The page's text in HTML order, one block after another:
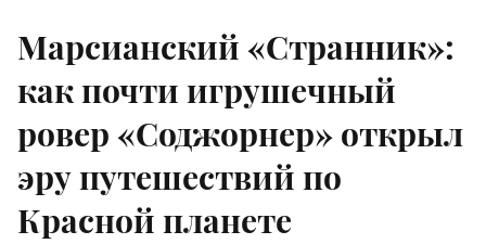
Марсианский «Странник»:
как почти игрушечный
ровер «Соджорнер» открыл
эру путешествий по
Красной планете